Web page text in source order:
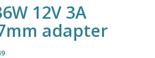
12V 3A
adapter
Prijsklasse: